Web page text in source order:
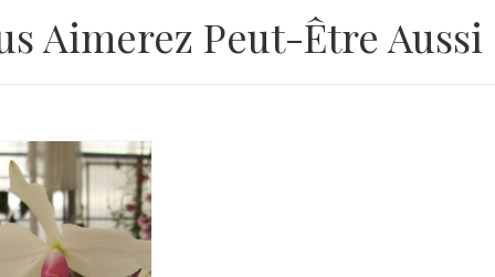
Aimerez Peut-Être Aussi